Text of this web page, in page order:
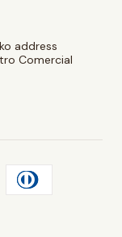
address
Comercial